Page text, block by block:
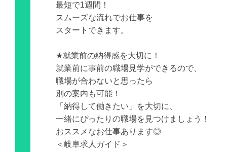
最短で1週間！
スムーズな流れでお仕事を
スタートできます。
★就業前の納得感を大切に！
就業前に事前の職場見学ができるので、
職場が合わないと思ったら
別の案内も可能！
「納得して働きたい」を大切に、
一緒にぴったりの職場を見つけましょう！
おススメなお仕事あります◎
＜岐阜求人ガイド＞